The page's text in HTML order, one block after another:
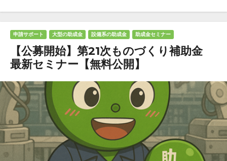
申請サポート 大型の助成金 設備系の助成金 助成金セミナー
【公募開始】第21次ものづくり補助金
最新セミナー【無料公開】